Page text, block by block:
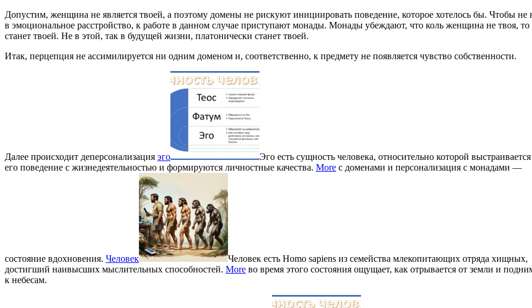
Допустим, женщина не является твоей, а поэтому домены не рискуют инициировать поведение, которое хотелось бы. Чтобы не
в эмоциональное расстройство, к работе в данном случае приступают монады. Монады убеждают, что коль женщина не твоя, то
станет твоей. Не в этой, так в будущей жизни, платонически станет твоей.
Итак, перцепция не ассимилируется ни одним доменом и, соответственно, к предмету не появляется чувство собственности.
Далее происходит деперсонализация эго
Эго есть сущность человека, относительно которой выстраивается
его поведение с жизнедеятельностью и формируются личностные качества. More с доменами и персонализация с монадами —
состояние вдохновения. Человек
Человек есть Homo sapiens из семейства млекопитающих отряда хищных,
достигший наивысших мыслительных способностей. More во время этого состояния ощущает, как отрывается от земли и
к небесам.